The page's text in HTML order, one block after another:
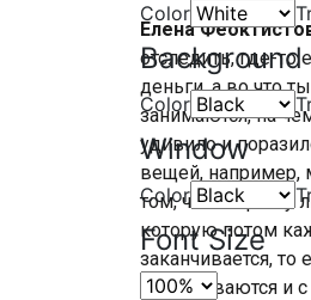
Color
Background
Color
Window
Color
Font Size
Елена
отследить, где-то
деньги, а во что
занимаются, на
удивило и
вещей, например,
том, что по факту
которую потом
заканчивается, то
накапливаются и